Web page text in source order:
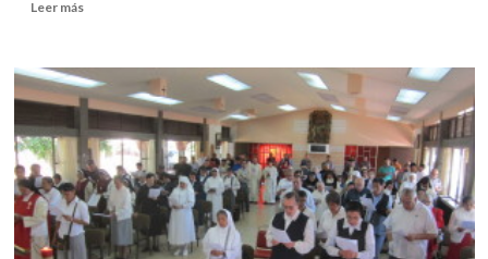
Leer másLeer
Ciudad
Guzmán
cumple
43
años
de
vida
diocesana